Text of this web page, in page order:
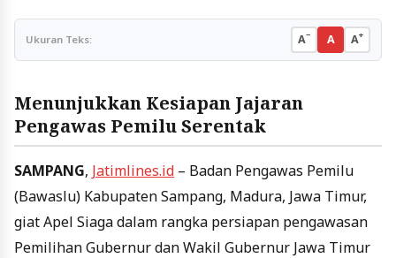
Ukuran Teks: A− A A+
Menunjukkan Kesiapan Jajaran
Pengawas Pemilu Serentak
SAMPANG, Jatimlines.id – Badan Pengawas Pemilu
(Bawaslu) Kabupaten Sampang, Madura, Jawa Timur,
giat Apel Siaga dalam rangka persiapan pengawasan
Pemilihan Gubernur dan Wakil Gubernur Jawa Timur